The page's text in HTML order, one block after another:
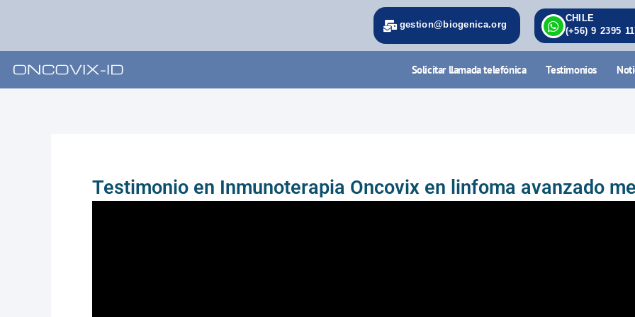
gestion@biogenica.org
CHILE
(+56) 9 2395
Solicitar llamada telefónica Testimonios
Testimonio en Inmunoterapia Oncovix en linfoma avanzado